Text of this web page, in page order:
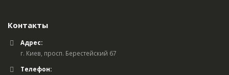
Контакты
Адрес:
г. Киев, просп. Берестейский 67
Телефон: